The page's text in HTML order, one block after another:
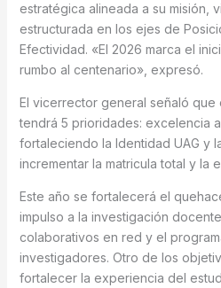
estratégica alineada a su misión,
estructurada en los ejes de
Efectividad. «El 2026 marca el
rumbo al centenario», expresó.
El vicerrector general señaló que
tendrá 5 prioridades: excelencia
fortaleciendo la Identidad UAG y
incrementar la matricula total y la
Este año se fortalecerá el
impulso a la investigación
colaborativos en red y el
investigadores. Otro de los
fortalecer la experiencia del